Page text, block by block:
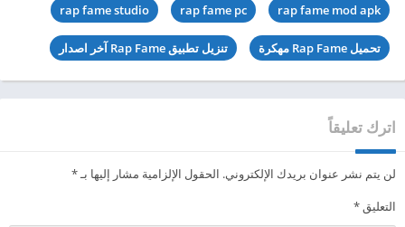
rap fame mod apk
rap fame pc
rap fame studio
تحميل Rap Fame مهكرة تنزيل تطبيق Rap Fame آخر اصدار
اترك تعليقاً
لن يتم نشر عنوان بريدك الإلكتروني. الحقول الإلزامية مشار إليها بـ*
التعليق*